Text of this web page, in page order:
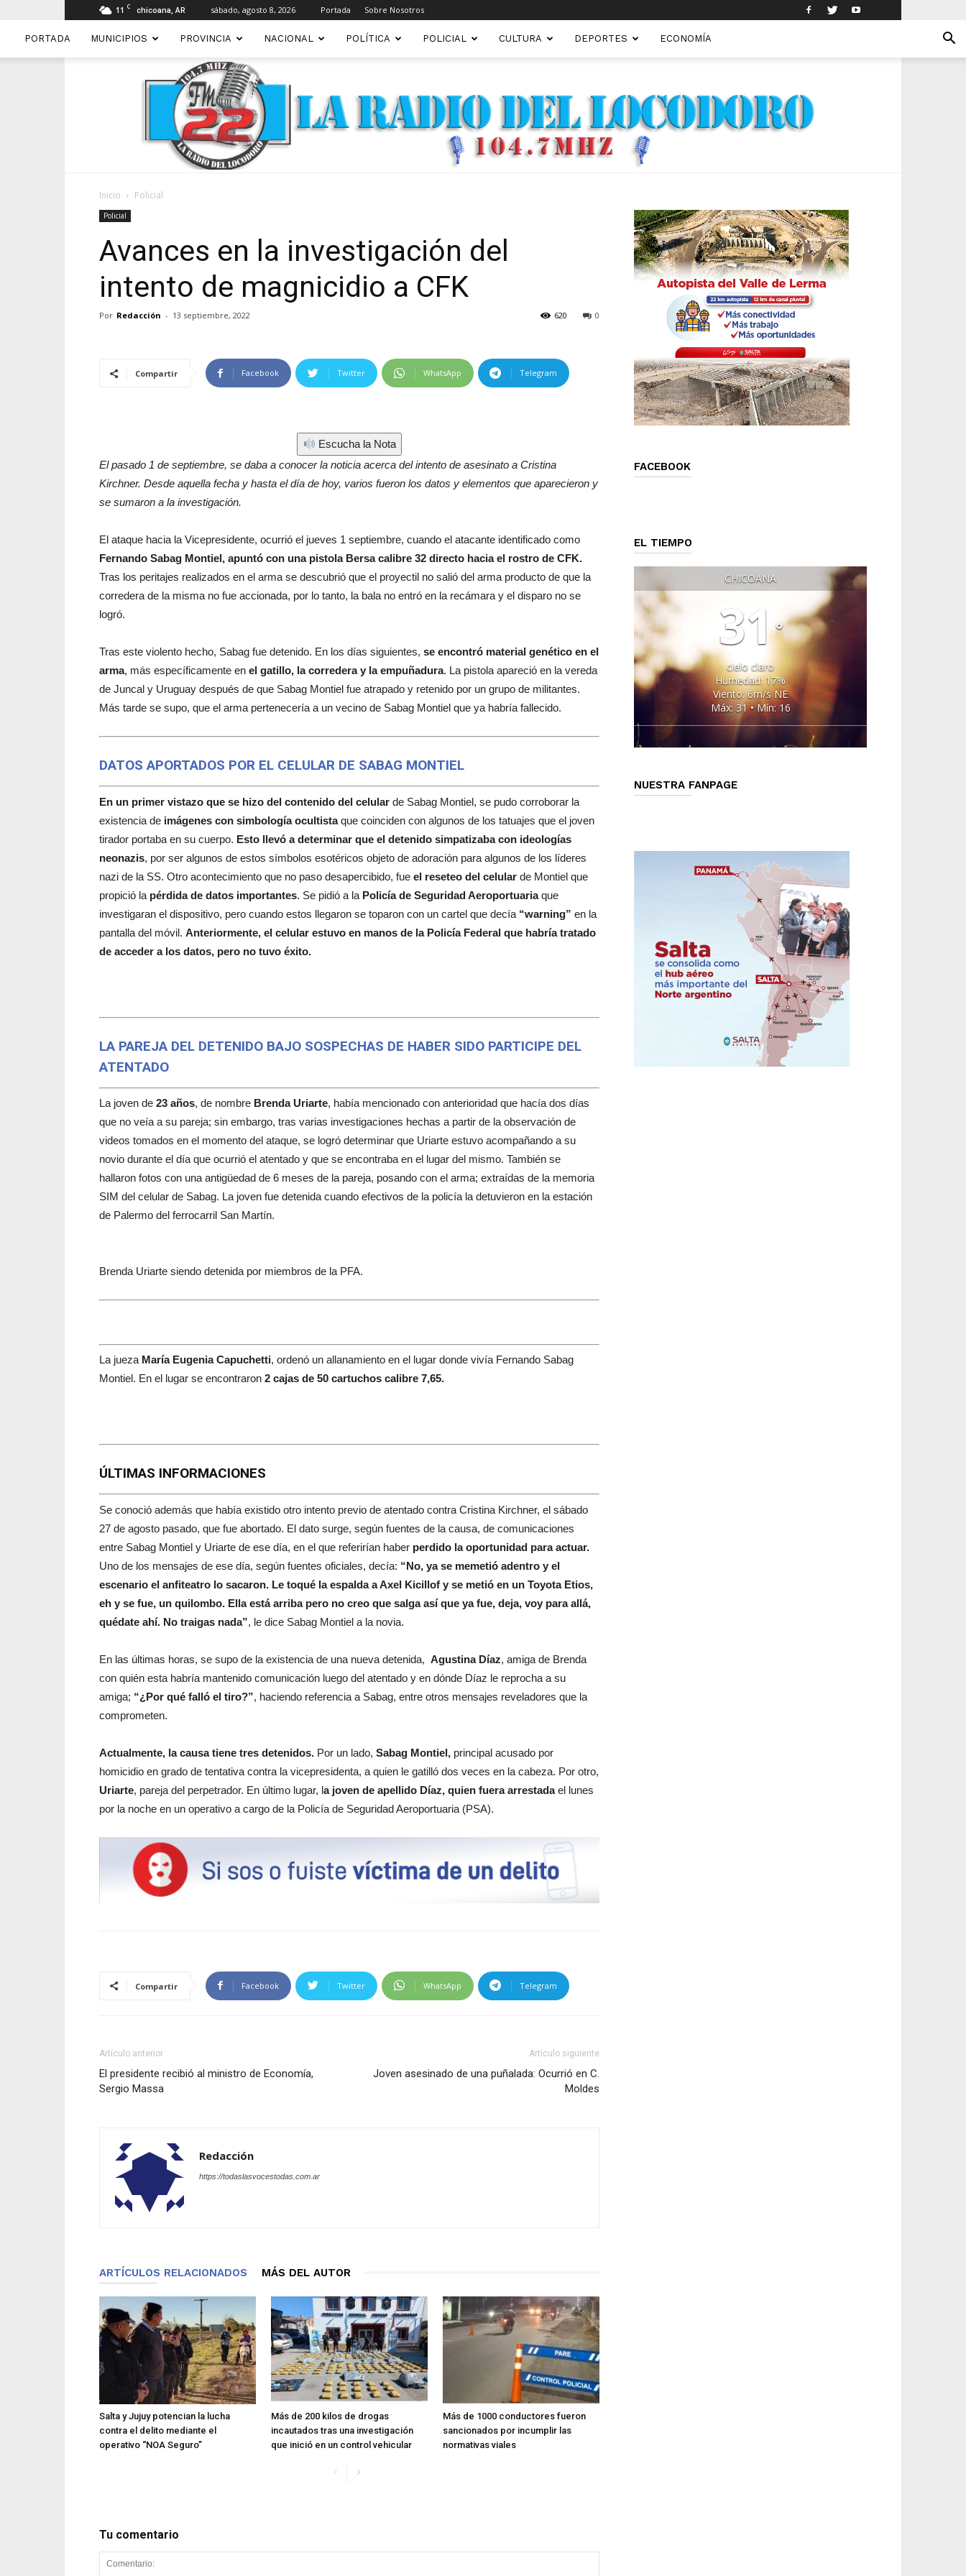
11 C chicoana, AR sábado, agosto 8, 2026 Portada Sobre Nosotros
PORTADA MUNICIPIOS PROVINCIA NACIONAL POLÍTICA POLICIAL CULTURA DEPORTES ECONOMÍA
Inicio Policial
Policial
Avances en la investigación del
intento de magnicidio a CFK
Por Redacción - 13 septiembre, 2022 0
620
Compartir Facebook Twitter WhatsApp Telegram
Escucha la Nota
El pasado 1 de septiembre, se daba a conocer la noticia acerca del intento de asesinato a Cristina
Kirchner. Desde aquella fecha y hasta el día de hoy, varios fueron los datos y elementos que aparecieron y
se sumaron a la investigación.
El ataque hacia la Vicepresidente, ocurrió el jueves 1 septiembre, cuando el atacante identificado como
Fernando Sabag Montiel, apuntó con una pistola Bersa calibre 32 directo hacia el rostro de CFK.
Tras los peritajes realizados en el arma se descubrió que el proyectil no salió del arma producto de que la
corredera de la misma no fue accionada, por lo tanto, la bala no entró en la recámara y el disparo no se
logró.
Tras este violento hecho, Sabag fue detenido. En los días siguientes, se encontró material genético en el
arma, más específicamente en el gatillo, la corredera y la empuñadura. La pistola apareció en la vereda
de Juncal y Uruguay después de que Sabag Montiel fue atrapado y retenido por un grupo de militantes.
Más tarde se supo, que el arma pertenecería a un vecino de Sabag Montiel que ya habría fallecido.
DATOS APORTADOS POR EL CELULAR DE SABAG MONTIEL
En un primer vistazo que se hizo del contenido del celular de Sabag Montiel, se pudo corroborar la
existencia de imágenes con simbología ocultistaque coinciden con algunos de los tatuajes que el joven
tirador portaba en su cuerpo. Esto llevó a determinar que el detenido simpatizaba con ideologías
neonazis, por ser algunos de estos símbolos esotéricos objeto de adoración para algunos de los líderes
nazi de la SS. Otro acontecimiento que no paso desapercibido, fue el reseteo del celular de Montiel que
propició la pérdida de datos importantes. Se pidió a la Policía de Seguridad Aeroportuariaque
investigaran el dispositivo, pero cuando estos llegaron se toparon con un cartel que decía “warning” en la
pantalla del móvil. Anteriormente, el celular estuvo en manos de la Policía Federal que habría tratado
de acceder a los datos, pero no tuvo éxito.
LA PAREJA DEL DETENIDO BAJO SOSPECHAS DE HABER SIDO PARTICIPE DEL
ATENTADO
La joven de 23 años, de nombre Brenda Uriarte, había mencionado con anterioridad que hacía dos días
que no veía a su pareja; sin embargo, tras varias investigaciones hechas a partir de la observación de
videos tomados en el momento del ataque, se logró determinar que Uriarte estuvo acompañando a su
novio durante el día que ocurrió el atentado y que se encontraba en el lugar del mismo. También se
hallaron fotos con una antigüedad de 6 meses de la pareja, posando con el arma; extraídas de la memoria
SIM del celular de Sabag. La joven fue detenida cuando efectivos de la policía la detuvieron en la estación
de Palermo del ferrocarril San Martín.
Brenda Uriarte siendo detenida por miembros de la PFA.
La jueza María Eugenia Capuchetti, ordenó un allanamiento en el lugar donde vivía Fernando Sabag
Montiel. En el lugar se encontraron 2 cajas de 50 cartuchos calibre 7,65.
ÚLTIMAS INFORMACIONES
Se conoció además que había existido otro intento previo de atentado contra Cristina Kirchner, el sábado
27 de agosto pasado, que fue abortado. El dato surge, según fuentes de la causa, de comunicaciones
entre Sabag Montiel y Uriarte de ese día, en el que referirían haber perdido la oportunidad para actuar.
Uno de los mensajes de ese día, según fuentes oficiales, decía: “No, ya se memetió adentro y el
escenario el anfiteatro lo sacaron. Le toqué la espalda a Axel Kicillof y se metió en un Toyota Etios,
eh y se fue, un quilombo. Ella está arriba pero no creo que salga así que ya fue, deja, voy para allá,
quédate ahí. No traigas nada”, le dice Sabag Montiel a la novia.
En las últimas horas, se supo de la existencia de una nueva detenida, Agustina Díaz, amiga de Brenda
con quién esta habría mantenido comunicación luego del atentado y en dónde Díaz le reprocha a su
amiga; “¿Por qué falló el tiro?”, haciendo referencia a Sabag, entre otros mensajes reveladores que la
comprometen.
Actualmente, la causa tiene tres detenidos. Por un lado, Sabag Montiel, principal acusado por
homicidio en grado de tentativa contra la vicepresidenta, a quien le gatilló dos veces en la cabeza. Por otro,
Uriarte, pareja del perpetrador. En último lugar, la joven de apellido Díaz, quien fuera arrestadael lunes
por la noche en un operativo a cargo de la Policía de Seguridad Aeroportuaria (PSA).
Compartir Facebook Twitter WhatsApp Telegram
Artículo anterior
El presidente recibió al ministro de Economía,
Sergio Massa
Artículo siguiente
Joven asesinado de una puñalada: Ocurrió en C.
Moldes
Redacción
https://todaslasvocestodas.com.ar
ARTÍCULOS RELACIONADOS MÁS DEL AUTOR
Salta y Jujuy potencian la lucha
contra el delito mediante el
operativo “NOA Seguro”
Más de 200 kilos de drogas
incautados tras una investigación
que inició en un control vehicular
Más de 1000 conductores fueron
sancionados por incumplir las
normativas viales
Tu comentario
FACEBOOK
EL TIEMPO
CHICOANA
31°
cielo claro
Humedad: 17%
Viento: 6m/s NE
Máx: 31 • Mín: 16
NUESTRA FANPAGE